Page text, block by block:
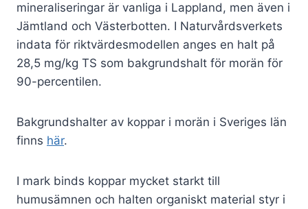
mineraliseringar är vanliga i Lappland, men även i
Jämtland och Västerbotten. I Naturvårdsverkets
indata för riktvärdesmodellen anges en halt på
28,5 mg/kg TS som bakgrundshalt för morän för
90-percentilen.
Bakgrundshalter av koppar i morän i Sveriges län
finns här.
I mark binds koppar mycket starkt till
humusämnen och halten organiskt material styr i